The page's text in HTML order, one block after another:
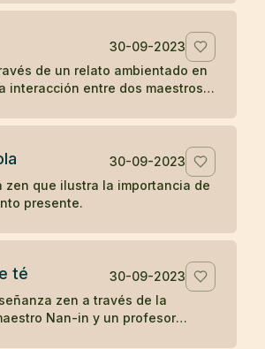
antigua China.
30-09-2023
de un relato ambientado en
interacción entre dos maestros
y la percepción del
30-09-2023
zen que ilustra la importancia de
presente.
té
30-09-2023
zen a través de la
Nan-in y un profesor